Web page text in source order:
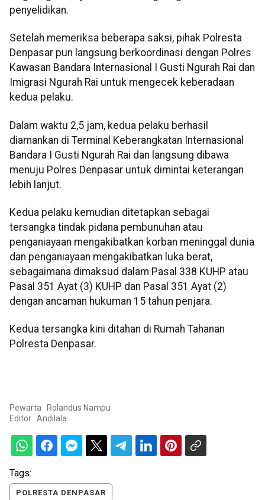
penyelidikan.
Setelah memeriksa beberapa saksi, pihak Polresta
Denpasar pun langsung berkoordinasi dengan Polres
Kawasan Bandara Internasional I Gusti Ngurah Rai dan
Imigrasi Ngurah Rai untuk mengecek keberadaan
kedua pelaku.
Dalam waktu 2,5 jam, kedua pelaku berhasil
diamankan di Terminal Keberangkatan Internasional
Bandara I Gusti Ngurah Rai dan langsung dibawa
menuju Polres Denpasar untuk dimintai keterangan
lebih lanjut.
Kedua pelaku kemudian ditetapkan sebagai
tersangka tindak pidana pembunuhan atau
penganiayaan mengakibatkan korban meninggal dunia
dan penganiayaan mengakibatkan luka berat,
sebagaimana dimaksud dalam Pasal 338 KUHP atau
Pasal 351 Ayat (3) KUHP dan Pasal 351 Ayat (2)
dengan ancaman hukuman 15 tahun penjara.
Kedua tersangka kini ditahan di Rumah Tahanan
Polresta Denpasar.
Pewarta : Rolandus Nampu
Editor : Andilala
Tags:
POLRESTA DENPASAR